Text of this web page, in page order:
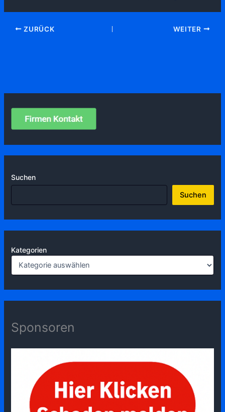
Suchen
Suchen
Kategorien
Sponsoren
ZURÜCK WEITER